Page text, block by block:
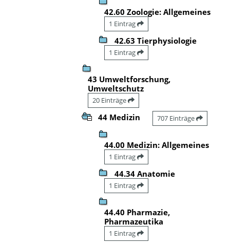
42.60 Zoologie: Allgemeines
1 Eintrag
42.63 Tierphysiologie
1 Eintrag
43 Umweltforschung,
Umweltschutz
20 Einträge
44 Medizin 707 Einträge
44.00 Medizin: Allgemeines
1 Eintrag
44.34 Anatomie
1 Eintrag
44.40 Pharmazie,
Pharmazeutika
1 Eintrag